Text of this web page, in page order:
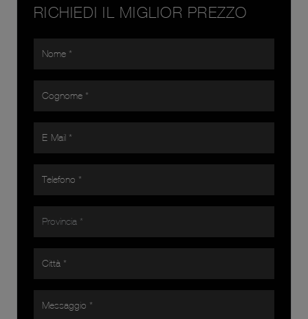
RICHIEDI IL MIGLIOR PREZZO